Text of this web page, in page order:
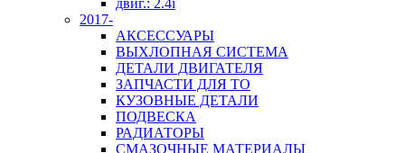
двиг.: 2.4i
2017-
АКСЕССУАРЫ
ВЫХЛОПНАЯ СИСТЕМА
ДЕТАЛИ ДВИГАТЕЛЯ
ЗАПЧАСТИ ДЛЯ ТО
КУЗОВНЫЕ ДЕТАЛИ
ПОДВЕСКА
РАДИАТОРЫ
СМАЗОЧНЫЕ МАТЕРИАЛЫ